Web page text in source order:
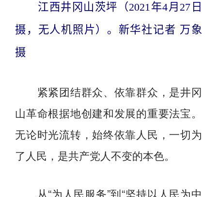
江西井冈山茨坪（2021年4月27日
摄，无人机照片）。新华社记者 万象
摄
紧紧团结群众、依靠群众，是井冈
山革命根据地创建和发展的重要法宝。
无论时光流转，始终依靠人民，一切为
了人民，是共产党人不变的本色。
从“为人民服务”到“坚持以人民为中